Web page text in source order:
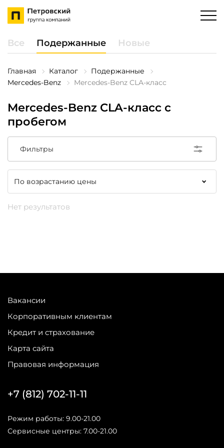
Все Подержанные Новые
Главная Каталог
Подержанные
Mercedes-Benz
Mercedes-Benz CLA-класс
Mercedes-Benz CLA-класс с
пробегом
Фильтры
Нет результатов
Вакансии
Корпоративным клиентам
Кредит и страхование
Карта сайта
Правовая информация
+7 (812) 702-11-11
Режим работы: 9.00-21.00
Сервисные центры: 7.00-21.00